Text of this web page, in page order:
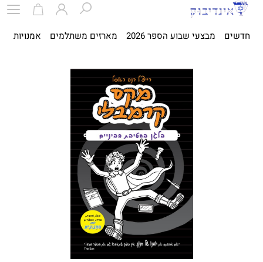
חדשים מבצעי שבוע הספר 2026 מארזים משתלמים אמנויות